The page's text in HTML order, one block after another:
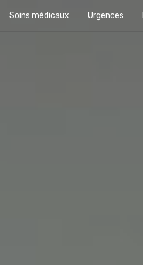
Soins médicaux Urgences